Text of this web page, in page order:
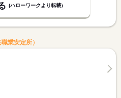
(ハローワークより転載)
業安定所）